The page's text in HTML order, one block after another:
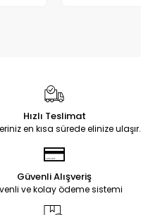
Hızlı Teslimat
en kısa sürede elinize ulaşır.
Güvenli Alışveriş
ve kolay ödeme sistemi